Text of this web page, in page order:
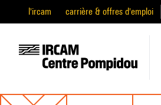
l'ircam carrière & offres d'emploi